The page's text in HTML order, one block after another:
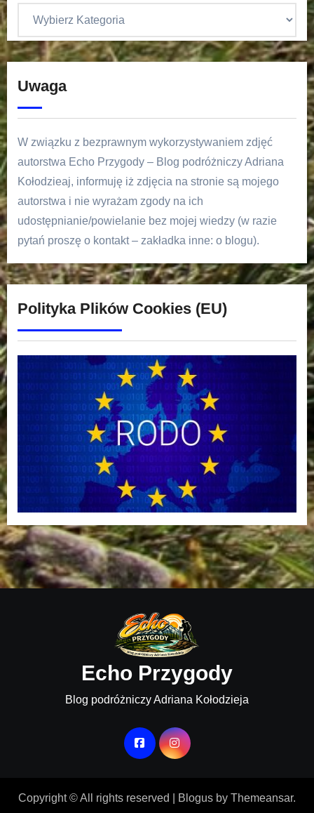
Uwaga
W związku z bezprawnym wykorzystywaniem zdjęć
autorstwa Echo Przygody – Blog podróżniczy Adriana
Kołodzieaj, informuję iż zdjęcia na stronie są mojego
autorstwa i nie wyrażam zgody na ich
udostępnianie/powielanie bez mojej wiedzy (w razie
pytań proszę o kontakt – zakładka inne: o blogu).
Polityka Plików Cookies (EU)
Echo Przygody
Blog podróżniczy Adriana Kołodzieja
Copyright © All rights reserved Blogus by Themeansar.